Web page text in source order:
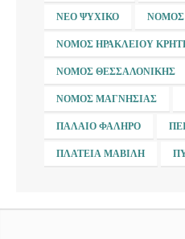
ΝΈΟ ΨΥΧΙΚΌ ΝΟΜΌΣ
ΝΟΜΌΣ ΗΡΑΚΛΕΊΟΥ
ΝΟΜΌΣ ΘΕΣΣΑΛΟΝΊΚΗΣ
ΝΟΜΌΣ ΜΑΓΝΗΣΊΑΣ
ΠΑΛΑΙΌ ΦΆΛΗΡΟ
ΠΛΑΤΕΊΑ ΜΑΒΊΛΗ